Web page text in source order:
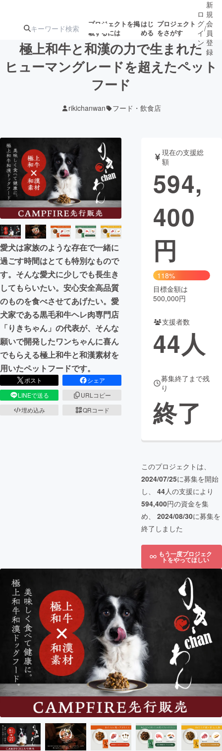
プロジェクトを掲
載するには
はじ
める
プロジェクト
をさがす
注目の新着プロ
募集終了が近いプ
テクノロジー・ガジェット
映像・映画 書籍・雑誌
ビジネス・起業 チャレンジ
まちづくり・地域活性化
CAMPFIRE for Social Good
CAMPFIRE Creation
CAMPFIREふるさと納税machi-ya コミュニティ
ロ
グ
イ
ン
/
新
規
会
員
登
録
極上和牛と和漢の力で生まれた
ヒューマングレードを超えたペット
フード
rikichanwan フード・飲食店
愛犬は家族のような存在で一緒に
過ごす時間はとても特別なもので
す。そんな愛犬に少しでも長生き
してもらいたい。安心安全高品質
のものを食べさせてあげたい。愛
犬家である黒毛和牛ヘレ肉専門店
「りきちゃん」の代表が、そんな
願いで開発したワンちゃんに喜ん
でもらえる極上和牛と和漢素材を
用いたペットフードです。
ポスト
シェア
LINEで送る
URLコピー
埋め込み
QRコード
現在の支援総
額
594,
400
円
118%
目標金額は
500,000円
支援者数
44人
募集終了まで残
り
終了
このプロジェクトは、
2024/07/25に募集を開始
し、 44人の支援により
594,400円の資金を集
め、 2024/08/30に募集を
終了しました
もう一度プロジェク
トをやってほしい